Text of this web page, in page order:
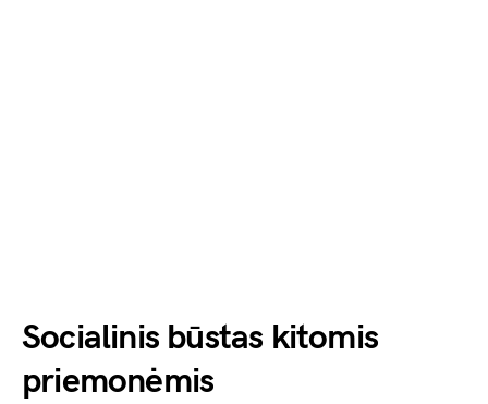
Socialinis būstas kitomis
priemonėmis